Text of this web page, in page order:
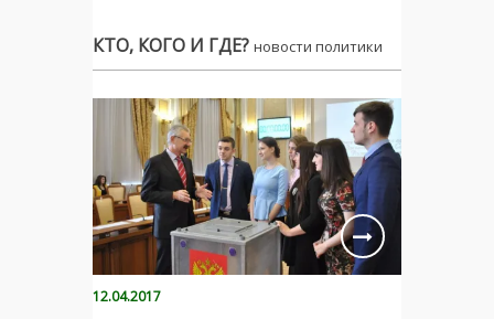
КТО, КОГО И ГДЕ? новости политики
12.04.2017